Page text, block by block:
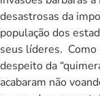
desastrosas da
população dos
seus líderes. Como
despeito da
acabaram não